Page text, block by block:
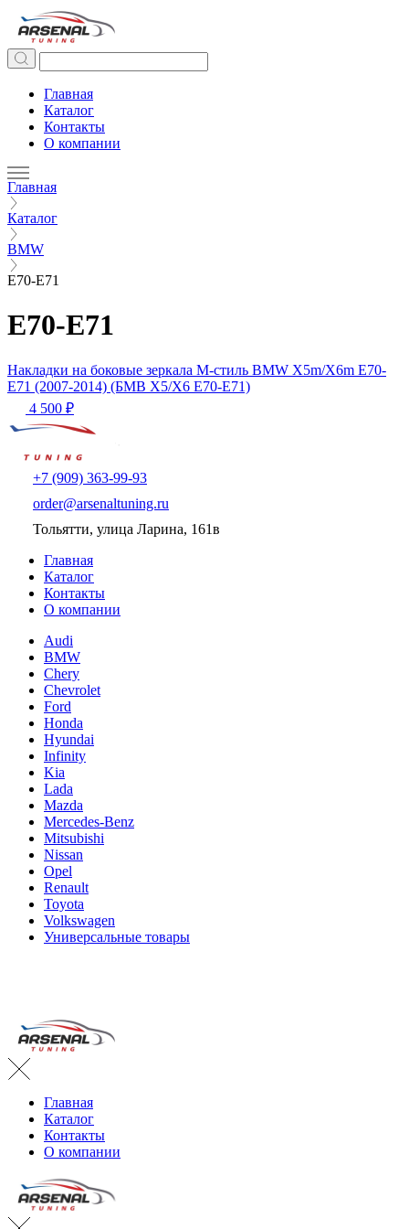
Главная
Каталог
Контакты
О компании
Главная
Каталог
BMW
E70-E71
E70-E71
Накладки на боковые зеркала М-стиль BMW Х5m/X6m E70-
E71 (2007-2014) (БМВ Х5/X6 E70-E71)
4 500 ₽
+7 (909) 363-99-93
order@arsenaltuning.ru
Тольятти, улица Ларина, 161в
Главная
Каталог
Контакты
О компании
Audi
BMW
Chery
Chevrolet
Ford
Honda
Hyundai
Infinity
Kia
Lada
Mazda
Mercedes-Benz
Mitsubishi
Nissan
Opel
Renault
Toyota
Volkswagen
Универсальные товары
Главная
Каталог
Контакты
О компании